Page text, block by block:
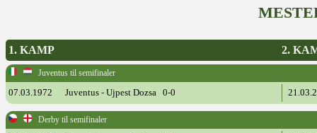
1. KAMP 2.
Juventus til semifinaler
07.03.1972 Juventus - Ujpest Dozsa 0-0
Derby til semifinaler